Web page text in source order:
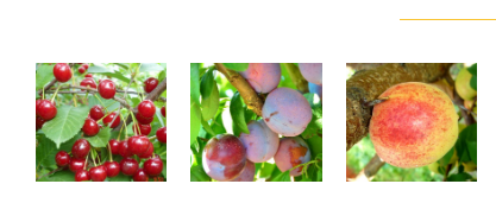
Mocăneşti Jubileum Sirena